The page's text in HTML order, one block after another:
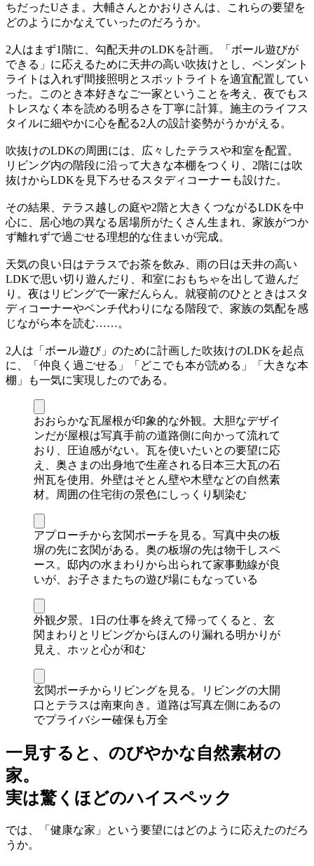
ちだったUさま。大輔さんとかおりさんは、これらの要望を
どのようにかなえていったのだろうか。
2人はまず1階に、勾配天井のLDKを計画。「ボール遊びが
できる」に応えるために天井の高い吹抜けとし、ペンダント
ライトは入れず間接照明とスポットライトを適宜配置してい
った。このとき本好きなご一家ということを考え、夜でもス
トレスなく本を読める明るさを丁寧に計算。施主のライフス
タイルに細やかに心を配る2人の設計姿勢がうかがえる。
吹抜けのLDKの周囲には、広々したテラスや和室を配置。
リビング内の階段に沿って大きな本棚をつくり、2階には吹
抜けからLDKを見下ろせるスタディコーナーも設けた。
その結果、テラス越しの庭や2階と大きくつながるLDKを中
心に、居心地の異なる居場所がたくさん生まれ、家族がつか
ず離れずで過ごせる理想的な住まいが完成。
天気の良い日はテラスでお茶を飲み、雨の日は天井の高い
LDKで思い切り遊んだり、和室におもちゃを出して遊んだ
り。夜はリビングで一家だんらん。就寝前のひとときはスタ
ディコーナーやベンチ代わりになる階段で、家族の気配を感
じながら本を読む……。
2人は「ボール遊び」のために計画した吹抜けのLDKを起点
に、「仲良く過ごせる」「どこでも本が読める」「大きな本
棚」も一気に実現したのである。
おおらかな瓦屋根が印象的な外観。大胆なデザイ
ンだが屋根は写真手前の道路側に向かって流れて
おり、圧迫感がない。瓦を使いたいとの要望に応
え、奥さまの出身地で生産される日本三大瓦の石
州瓦を使用。外壁はそとん壁や木壁などの自然素
材。周囲の住宅街の景色にしっくり馴染む
アプローチから玄関ポーチを見る。写真中央の板
塀の先に玄関がある。奥の板塀の先は物干しスペ
ース。邸内の水まわりから出られて家事動線が良
いが、お子さまたちの遊び場にもなっている
外観夕景。1日の仕事を終えて帰ってくると、玄
関まわりとリビングからほんのり漏れる明かりが
見え、ホッと心が和む
玄関ポーチからリビングを見る。リビングの大開
口とテラスは南東向き。道路は写真左側にあるの
でプライバシー確保も万全
一見すると、のびやかな自然素材の
家。
実は驚くほどのハイスペック
では、「健康な家」という要望にはどのように応えたのだろ
うか。